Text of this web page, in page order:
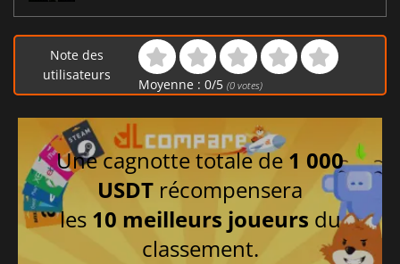
Note des
utilisateurs
Moyenne : 0/5 (0votes)
Une cagnotte totale de 1 000
USDT récompensera
les 10 meilleurs joueurs du
classement.